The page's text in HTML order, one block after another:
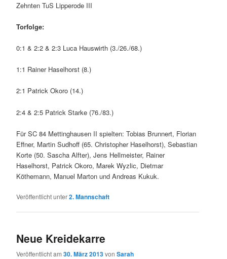
Zehnten TuS Lipperode III
Torfolge:
0:1 & 2:2 & 2:3 Luca Hauswirth (3./26./68.)
1:1 Rainer Haselhorst (8.)
2:1 Patrick Okoro (14.)
2:4 & 2:5 Patrick Starke (76./83.)
Für SC 84 Mettinghausen II spielten: Tobias Brunnert, Florian
Effner, Martin Sudhoff (65. Christopher Haselhorst), Sebastian
Korte (50. Sascha Alfter), Jens Hellmeister, Rainer
Haselhorst, Patrick Okoro, Marek Wyzlic, Dietmar
Köthemann, Manuel Marton und Andreas Kukuk.
Veröffentlicht unter2. Mannschaft
Neue Kreidekarre
Veröffentlicht am30. März 2013vonSarah